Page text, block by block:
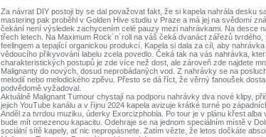
Za návrat DIY postoji by se dal považovat fakt, že si kapela nahrála desku
mastering pak proběhl v Golden Hive studiu v Praze a má jej na svědomí
čekání není výsledek zachycením celé pauzy mezi nahrávkami. Na desce
třech letech. Na Maximum Rock´n´roll na váš čeká dvanáct zářezů
feelingem a tepající organickou produkcí. Kapela si dala za cíl, aby
vědoucího přikyvování labelu zcela povedlo. Čeká tak na vás nahrávka,
charakteristických postupů je zde více než dost, ale zároveň zde najdete
Malignanty do nových, dosud neprobádaných vod. Z nahrávky se na
melodií nebo melodického zpěvu. Přesto se dá říct, že věrný fanoušek
podvědomě vyžadoval.
Aktuálně Malignant Tumour chystají na podporu nahrávky dva nové klipy,
jejich YouTube kanálu a v říjnu 2024 kapela avizuje krátké turné po
Anděl za tvrdou muziku, úderky Exorcizphobia. Po tour je v plánu křest
bude mít omezenou kapacitu. Odehraje se na jednom speciálním místě v
sociální sítě kapely, ať nic nepropásnete. Zatím vězte, že letos dočkáte